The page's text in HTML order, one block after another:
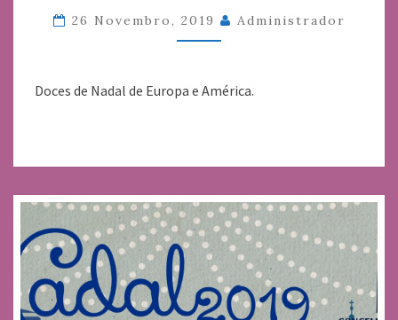
26 Novembro, 2019 Administrador
Doces de Nadal de Europa e América.